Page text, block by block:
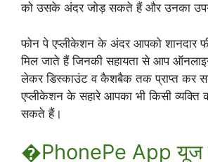
को उसके अंदर जोड़ सकते हैं और उनका
फोन पे एप्लीकेशन के अंदर आपको शानदार
मिल जाते हैं जिनकी सहायता से आप
लेकर डिस्काउंट व कैशबैक तक प्राप्त कर
एप्लीकेशन के सहारे आपका भी किसी व्यक्ति
सकते हैं।
�PhonePe App